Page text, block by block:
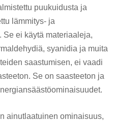
puukuidusta ja
lämmitys- ja
ei käytä materiaaleja,
syanidia ja muita
saastumisen, ei vaadi
Se on saasteeton ja
ainutlaatuinen ominaisuus,